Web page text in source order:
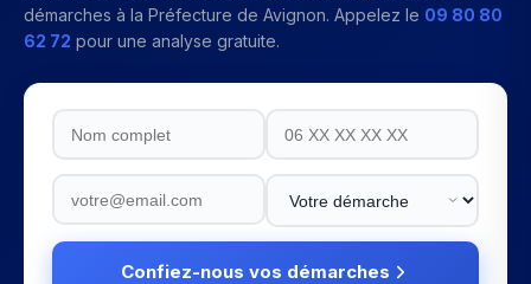
démarches à la Préfecture de Avignon. Appelez le 09 80 80
62 72 pour une analyse gratuite.
Confiez-nous vos démarches